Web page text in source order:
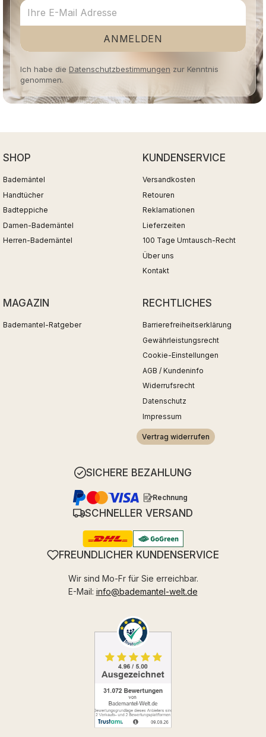
ANMELDEN
Ich habe die Datenschutzbestimmungen zur Kenntnis
genommen.
SHOP
Bademäntel
Handtücher
Badteppiche
Damen-Bademäntel
Herren-Bademäntel
KUNDENSERVICE
Versandkosten
Retouren
Reklamationen
Lieferzeiten
100 Tage Umtausch-Recht
Über uns
Kontakt
MAGAZIN
Bademantel-Ratgeber
RECHTLICHES
Barrierefreiheitserklärung
Gewährleistungsrecht
Cookie-Einstellungen
AGB / Kundeninfo
Widerrufsrecht
Datenschutz
Impressum
Vertrag widerrufen
SICHERE BEZAHLUNG
Rechnung
SCHNELLER VERSAND
FREUNDLICHER KUNDENSERVICE
Wir sind Mo-Fr für Sie erreichbar.
E-Mail: info@bademantel-welt.de